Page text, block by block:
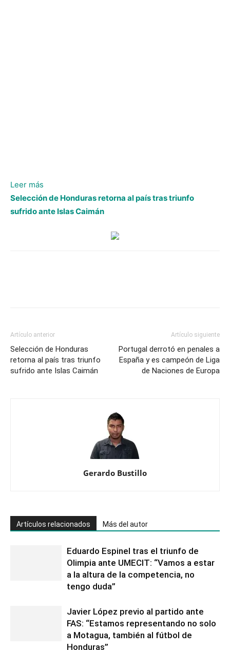
Leer más
Andy
Najar
siempre
es
el
Selección de Honduras retorna al país tras triunfo
sufrido ante Islas Caimán
Artículo anterior
Selección de Honduras
retorna al país tras triunfo
sufrido ante Islas Caimán
Artículo siguiente
Portugal derrotó en penales a
España y es campeón de Liga
de Naciones de Europa
Gerardo Bustillo
Artículos relacionados Más del autor
Eduardo Espinel tras el triunfo de
Olimpia ante UMECIT: “Vamos a estar
a la altura de la competencia, no
tengo duda”
Javier López previo al partido ante
FAS: “Estamos representando no solo
a Motagua, también al fútbol de
Honduras”